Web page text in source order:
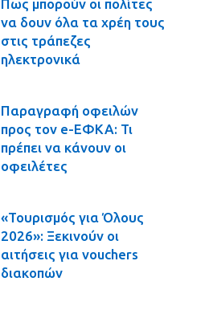
Πως μπορούν οι πολίτες
να δουν όλα τα χρέη τους
στις τράπεζες
ηλεκτρονικά
Παραγραφή οφειλών
προς τον e-ΕΦΚΑ: Τι
πρέπει να κάνουν οι
οφειλέτες
«Τουρισμός για Όλους
2026»: Ξεκινούν οι
αιτήσεις για vouchers
διακοπών